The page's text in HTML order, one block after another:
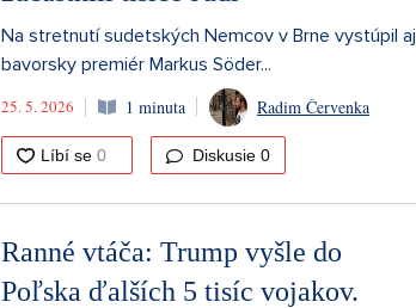
Na stretnutí sudetských Nemcov v Brne vystúpil aj
bavorsky premiér Markus Söder...
25. 5. 2026 1 minuta Radim Červenka
Diskusie 0
Ranné vtáča: Trump vyšle do
Poľska ďalších 5 tisíc vojakov.